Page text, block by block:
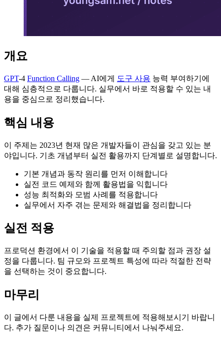
개요
GPT-4 Function Calling — AI에게 도구 사용 능력 부여하기에
대해 심층적으로 다룹니다. 실무에서 바로 적용할 수 있는 내
용을 중심으로 정리했습니다.
핵심 내용
이 주제는 2023년 현재 많은 개발자들이 관심을 갖고 있는 분
야입니다. 기초 개념부터 실전 활용까지 단계별로 설명합니다.
기본 개념과 동작 원리를 먼저 이해합니다
실전 코드 예제와 함께 활용법을 익힙니다
성능 최적화와 모범 사례를 적용합니다
실무에서 자주 겪는 문제와 해결법을 정리합니다
실전 적용
프로덕션 환경에서 이 기술을 적용할 때 주의할 점과 권장 설
정을 다룹니다. 팀 규모와 프로젝트 특성에 따라 적절한 전략
을 선택하는 것이 중요합니다.
마무리
이 글에서 다룬 내용을 실제 프로젝트에 적용해보시기 바랍니
다. 추가 질문이나 의견은 커뮤니티에서 나눠주세요.